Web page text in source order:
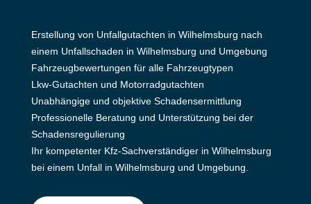
Erstellung von Unfallgutachten in Wilhelmsburg nach
einem Unfallschaden in Wilhelmsburg und Umgebung
Fahrzeugbewertungen für alle Fahrzeugtypen
Lkw-Gutachten und Motorradgutachten
Unabhängige und objektive Schadensermittlung
Professionelle Beratung und Unterstützung bei der
Schadensregulierung
Ihr kompetenter Kfz-Sachverständiger in Wilhelmsburg
bei einem Unfall in Wilhelmsburg und Umgebung.